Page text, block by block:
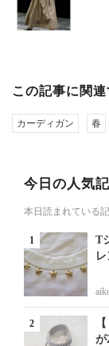
この記事に関
カーディガン 春
今日の人気
本日読まれている
T
が